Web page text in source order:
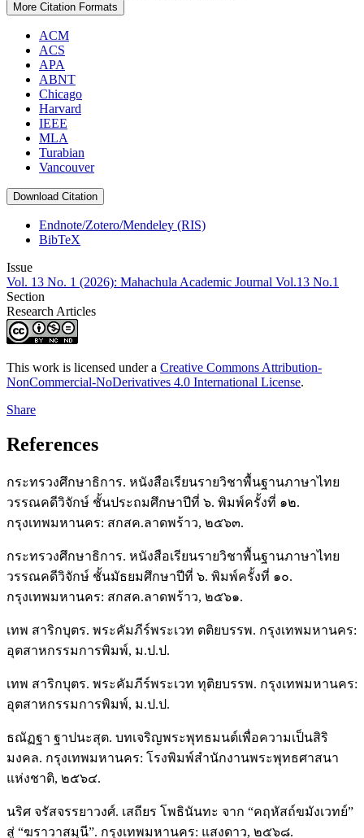
More Citation Formats
ACM
ACS
APA
ABNT
Chicago
Harvard
IEEE
MLA
Turabian
Vancouver
Download Citation
Endnote/Zotero/Mendeley (RIS)
BibTeX
Issue
Vol. 13 No. 1 (2026): Mahachula Academic Journal Vol.13 No.1
Section
Research Articles
This work is licensed under a Creative Commons Attribution-
NonCommercial-NoDerivatives 4.0 International License.
Share
References
กระทรวงศึกษาธิการ. หนังสือเรียนรายวิชาพื้นฐานภาษาไทย
วรรณคดีวิจักษ์ ชั้นประถมศึกษาปีที่ ๖. พิมพ์ครั้งที่ ๑๒.
กรุงเทพมหานคร: สกสค.ลาดพร้าว, ๒๕๖๓.
กระทรวงศึกษาธิการ. หนังสือเรียนรายวิชาพื้นฐานภาษาไทย
วรรณคดีวิจักษ์ ชั้นมัธยมศึกษาปีที่ ๖. พิมพ์ครั้งที่ ๑๐.
กรุงเทพมหานคร: สกสค.ลาดพร้าว, ๒๕๖๑.
เทพ สาริกบุตร. พระคัมภีร์พระเวท ตติยบรรพ. กรุงเทพมหานคร:
อุตสาหกรรมการพิมพ์, ม.ป.ป.
เทพ สาริกบุตร. พระคัมภีร์พระเวท ทุติยบรรพ. กรุงเทพมหานคร:
อุตสาหกรรมการพิมพ์, ม.ป.ป.
ธณัฏฐา ฐาปนะสุต. บทเจริญพระพุทธมนต์เพื่อความเป็นสิริ
มงคล. กรุงเทพมหานคร: โรงพิมพ์สำนักงานพระพุทธศาสนา
แห่งชาติ, ๒๕๖๔.
นริศ จรัสจรรยาวงศ์. เสถียร โพธินันทะ จาก “คฤหัสถ์ขมังเวทย์”
สู่ “ฆราวาสมุนี”. กรุงเทพมหานคร: แสงดาว, ๒๕๖๘.